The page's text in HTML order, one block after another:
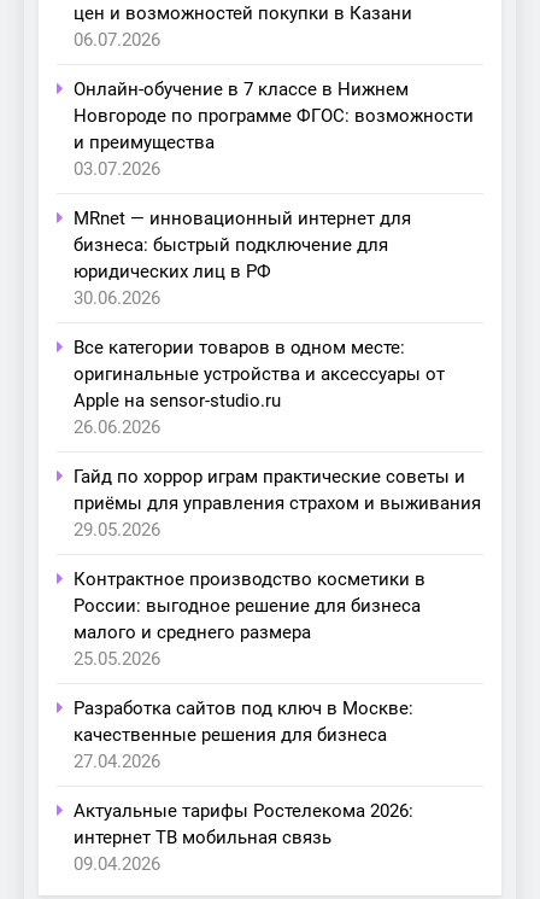
цен и возможностей покупки в Казани
06.07.2026
Онлайн-обучение в 7 классе в Нижнем
Новгороде по программе ФГОС: возможности
и преимущества
03.07.2026
MRnet — инновационный интернет для
бизнеса: быстрый подключение для
юридических лиц в РФ
30.06.2026
Все категории товаров в одном месте:
оригинальные устройства и аксессуары от
Apple на sensor-studio.ru
26.06.2026
Гайд по хоррор играм практические советы и
приёмы для управления страхом и выживания
29.05.2026
Контрактное производство косметики в
России: выгодное решение для бизнеса
малого и среднего размера
25.05.2026
Разработка сайтов под ключ в Москве:
качественные решения для бизнеса
27.04.2026
Актуальные тарифы Ростелекома 2026:
интернет ТВ мобильная связь
09.04.2026